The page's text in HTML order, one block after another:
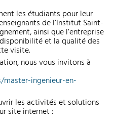
les étudiants pour leur
de l’Institut Saint-
ainsi que l’entreprise
disponibilité et la qualité des
visite.
nous vous invitons à
ingenieur-en-
les activités et solutions
site internet :